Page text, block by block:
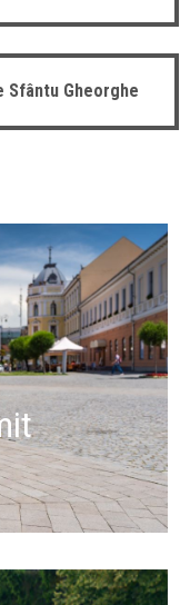
Sfântu Gheorghe